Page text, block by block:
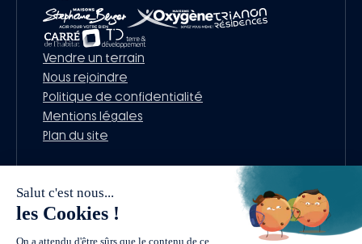
Vendre un terrain
Nous rejoindre
Politique de confidentialité
Mentions légales
Plan du site